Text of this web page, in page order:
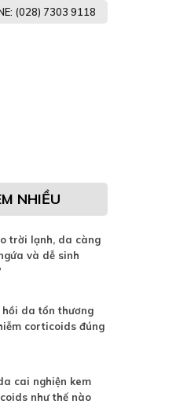
(028) 7303 9118
NHIỀU
trời lạnh, da càng
và dễ sinh
hồi da tổn thương
corticoids đúng
cai nghiện kem
như thế nào